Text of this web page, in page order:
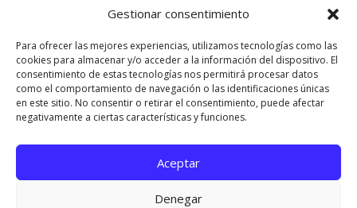
Gestionar consentimiento
Para ofrecer las mejores experiencias, utilizamos tecnologías como las
cookies para almacenar y/o acceder a la información del dispositivo. El
consentimiento de estas tecnologías nos permitirá procesar datos
como el comportamiento de navegación o las identificaciones únicas
en este sitio. No consentir o retirar el consentimiento, puede afectar
negativamente a ciertas características y funciones.
Aceptar
Denegar
Utilizamos cookies para ofrecerte la mejor experiencia en
Puedes aprender más sobre qué cookies utilizamos o